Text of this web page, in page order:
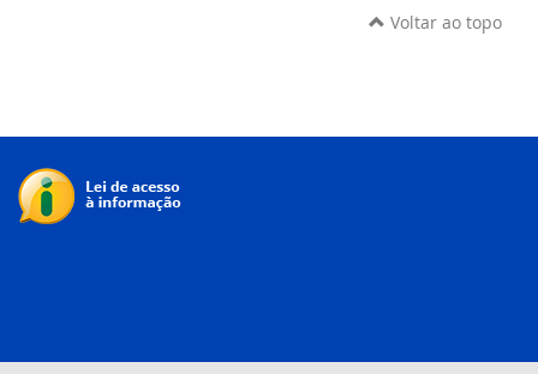
Voltar ao topo